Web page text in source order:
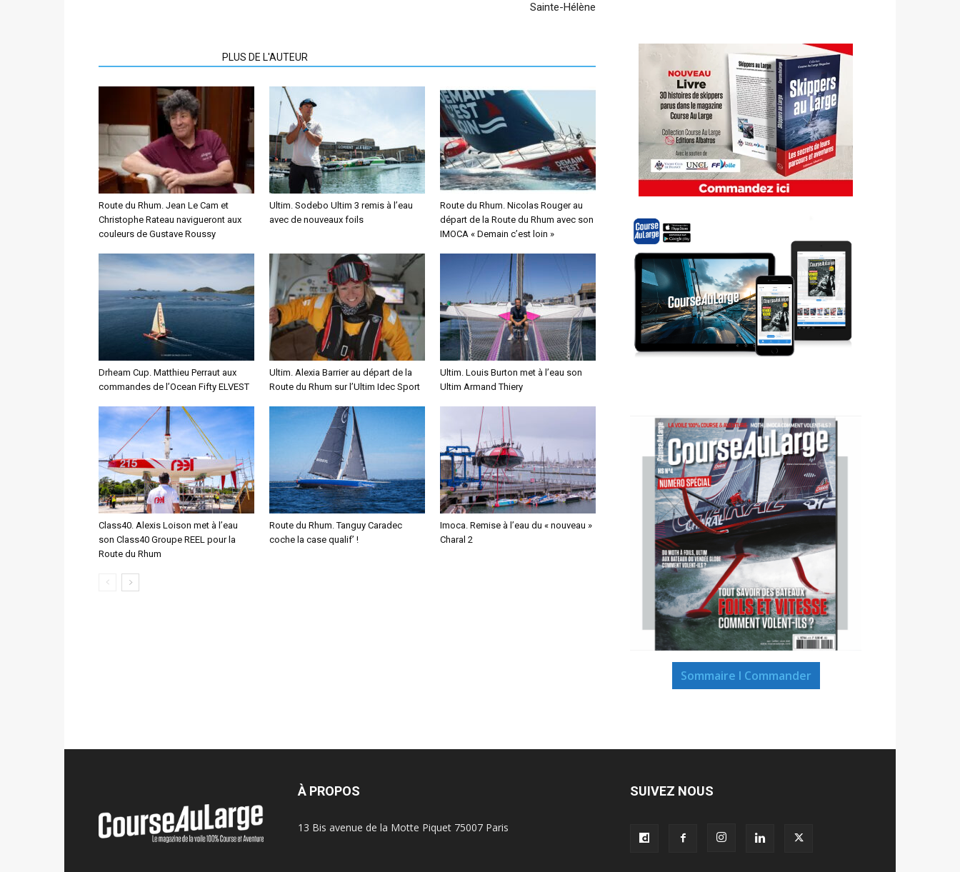
Sainte-Hélène
PLUS DE L'AUTEUR
Route du Rhum. Jean Le Cam et
Christophe Rateau navigueront aux
couleurs de Gustave Roussy
Ultim. Sodebo Ultim 3 remis à l’eau
avec de nouveaux foils
Route du Rhum. Nicolas Rouger au
départ de la Route du Rhum avec son
IMOCA « Demain c’est loin »
Drheam Cup. Matthieu Perraut aux
commandes de l’Ocean Fifty ELVEST
Ultim. Alexia Barrier au départ de la
Route du Rhum sur l’Ultim Idec Sport
Ultim. Louis Burton met à l’eau son
Ultim Armand Thiery
Class40. Alexis Loison met à l’eau
son Class40 Groupe REEL pour la
Route du Rhum
Route du Rhum. Tanguy Caradec
coche la case qualif’ !
Imoca. Remise à l’eau du « nouveau »
Charal 2
Sommaire I Commander
À PROPOS
13 Bis avenue de la Motte Piquet 75007 Paris
SUIVEZ NOUS